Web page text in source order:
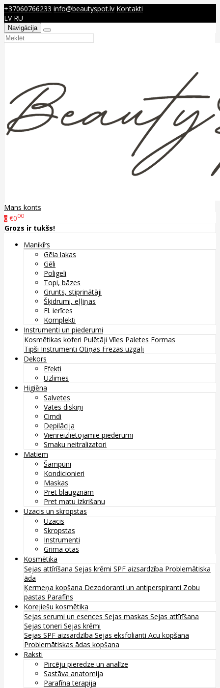
+37060766233 info@beautyspot.lv Kontakti
LV RU
Navigācija
Mans konts
0 €000
Grozs ir tukšs!
Manikīrs
Gēla lakas
Gēli
Poligeli
Topi, bāzes
Grunts, stiprinātāji
Šķidrumi, eļļiņas
El. ierīces
Komplekti
Instrumenti un piederumi
Kosmētikas koferi Pulētāji Vīles Paletes Formas
Tipši Instrumenti Otiņas Frezas uzgaļi
Dekors
Efekti
Uzlīmes
Higiēna
Salvetes
Vates diskiņi
Cimdi
Depilācija
Vienreizlietojamie piederumi
Smaku neitralizatori
Matiem
Šampūni
Kondicionieri
Maskas
Pret blaugznām
Pret matu izkrišanu
Uzacis un skropstas
Uzacis
Skropstas
Instrumenti
Grima otas
Kosmētika
Sejas attīrīšana Sejas krēmi SPF aizsardzība Problemātiska
āda
Ķermeņa kopšana Dezodoranti un antiperspiranti Zobu
pastas Parafīns
Korejiešu kosmētika
Sejas serumi un esences Sejas maskas Sejas attīrīšana
Sejas toneri Sejas krēmi
Sejas SPF aizsardzība Sejas eksfolianti Acu kopšana
Problemātiskas ādas kopšana
Raksti
Pircēju pieredze un analīze
Sastāva anatomija
Parafīna terapija